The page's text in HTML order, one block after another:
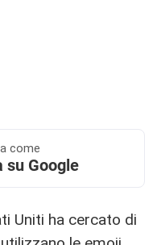
come
su Google
Uniti ha cercato di